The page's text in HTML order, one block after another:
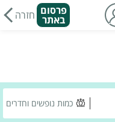
פרסום
באתר חזרה
כמות נופשים וחדרים